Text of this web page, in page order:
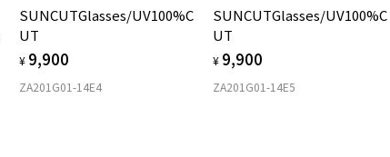
SUNCUTGlasses/UV100%C
UT
¥ 9,900
ZA201G01-14E4
SUNCUTGlasses/UV100%C
UT
¥ 9,900
ZA201G01-14E5